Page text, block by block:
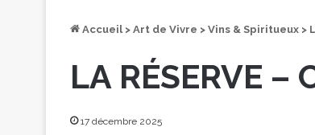
Accueil > Art de Vivre > Vins & Spiritueux >
LA RÉSERVE
17 décembre 2025